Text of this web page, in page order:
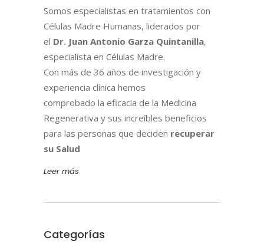
Somos especialistas en tratamientos con
Células Madre Humanas, liderados por
el Dr. Juan Antonio Garza Quintanilla,
especialista en Células Madre.
Con más de 36 años de investigación y
experiencia clínica hemos
comprobado la eficacia de la Medicina
Regenerativa y sus increíbles beneficios
para las personas que deciden recuperar
su Salud
Leer más
Categorías